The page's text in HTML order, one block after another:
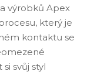
výrobků Apex
který je
kontaktu se
svůj styl